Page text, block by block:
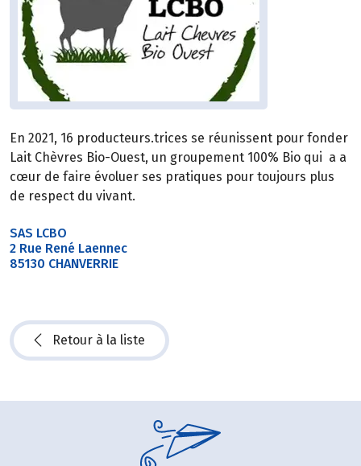
En 2021, 16 producteurs.trices se réunissent pour fonder
Lait Chèvres Bio-Ouest, un groupement 100% Bio qui a a
cœur de faire évoluer ses pratiques pour toujours plus
de respect du vivant.
SAS LCBO
2 Rue René Laennec
85130 CHANVERRIE
Retour à la liste